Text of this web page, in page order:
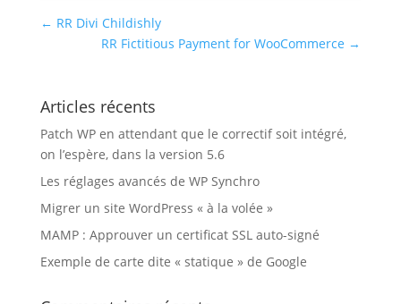
← RR Divi Childishly
RR Fictitious Payment for WooCommerce →
Articles récents
Patch WP en attendant que le correctif soit intégré,
on l’espère, dans la version 5.6
Les réglages avancés de WP Synchro
Migrer un site WordPress « à la volée »
MAMP : Approuver un certificat SSL auto-signé
Exemple de carte dite « statique » de Google